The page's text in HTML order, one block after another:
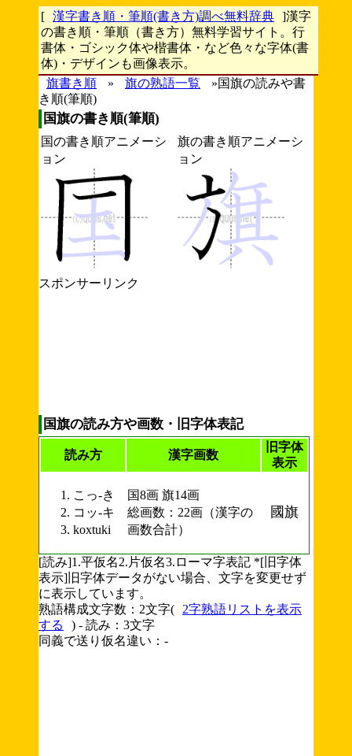
[ 漢字書き順・筆順(書き方)調べ無料辞典 ]漢字
の書き順・筆順（書き方）無料学習サイト。行
書体・ゴシック体や楷書体・など色々な字体(書
体)・デザインも画像表示。
旗書き順
» 旗の熟語一覧
»国旗の読みや書
き順(筆順)
国旗の書き順(筆順)
国の書き順アニメーシ
ョン
旗の書き順アニメーシ
ョン
スポンサーリンク
国旗の読み方や画数・旧字体表記
読み方 漢字画数
旧字体
表示
こっ-き
コッ-キ
koxtuki
国8画 旗14画
総画数：22画（漢字の
画数合計）
國旗
[読み]1.平仮名2.片仮名3.ローマ字表記 *[旧字体
表示]旧字体データがない場合、文字を変更せず
に表示しています。
熟語構成文字数：2文字(
2字熟語リストを表示
する
) - 読み：3文字
同義で送り仮名違い：-